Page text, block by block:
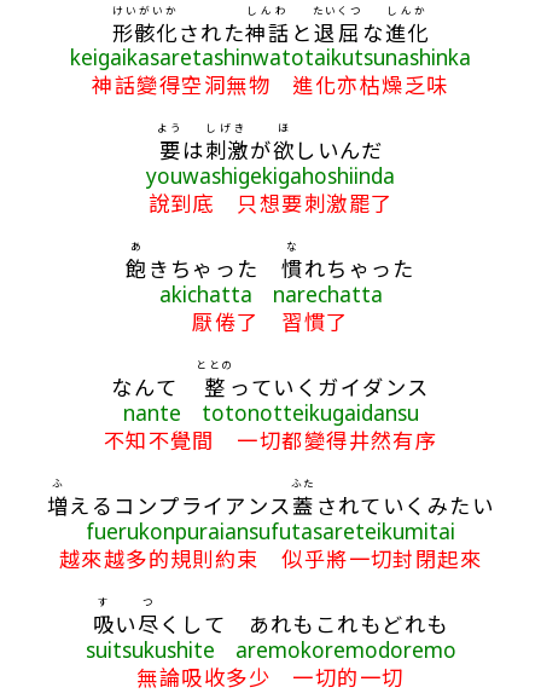
形骸化
けいがいか
された神話
しんわ
と退屈
たいくつ
な進化
しんか
keigaikasaretashinwatotaikutsunashinka
神話變得空洞無物 進化亦枯燥乏味
要
よう
は刺激
しげき
が欲
ほ
しいんだ
youwashigekigahoshiinda
說到底 只想要刺激罷了
飽
あ
きちゃった慣
な
れちゃった
akichatta narechatta
厭倦了 習慣了
なんて 整
ととの
っていくガイダンス
nante totonotteikugaidansu
不知不覺間 一切都變得井然有序
増
ふ
えるコンプライアンス蓋
ふた
されていくみたい
fuerukonpuraiansufutasareteikumitai
越來越多的規則約束 似乎將一切封閉起來
吸
す
い尽
つ
くして あれもこれもどれも
suitsukushite aremokoremodoremo
無論吸收多少 一切的一切